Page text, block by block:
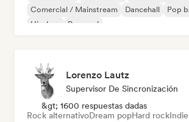
Comercial / Mainstream
Dancehall
Pop
Hip-hop
Pop soul
Lorenzo Lautz
Supervisor De Sincronización
&gt; 1600 respuestas dadas
Rock alternativoDream popHard rock